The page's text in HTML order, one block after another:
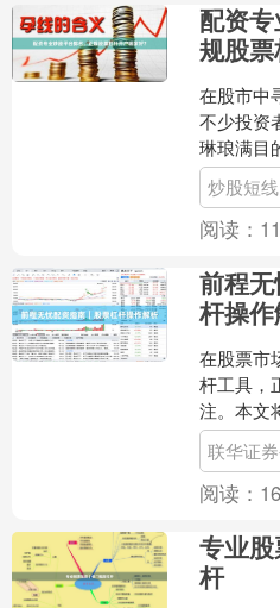
配资
规股
在股市中
不少投资
琳琅满目
专业性、
的股票杠
炒股短
阅读：
前程
杆操
在股票市
杆工具，
注。本文
合前程无
股票杠杆
联华证
阅读：
专业
杆